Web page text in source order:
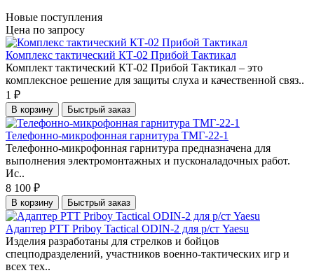
Новые поступления
Цена по запросу
Комплекс тактический КТ-02 Прибой Тактикал
Комплект тактический КТ-02 Прибой Тактикал – это
комплексное решение для защиты слуха и качественной связ..
1 ₽
В корзину Быстрый заказ
Телефонно-микрофонная гарнитура ТМГ-22-1
Телефонно-микрофонная гарнитура предназначена для
выполнения электромонтажных и пусконаладочных работ.
Ис..
8 100 ₽
В корзину Быстрый заказ
Адаптер PTT Priboy Tactical ODIN-2 для р/ст Yaesu
Изделия разработаны для стрелков и бойцов
спецподразделений, участников военно-тактических игр и
всех тех..